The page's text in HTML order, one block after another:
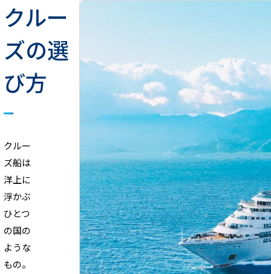
クルー
ズの選
び方
クルー
ズ船は
洋上に
浮かぶ
ひとつ
の国の
ような
もの。